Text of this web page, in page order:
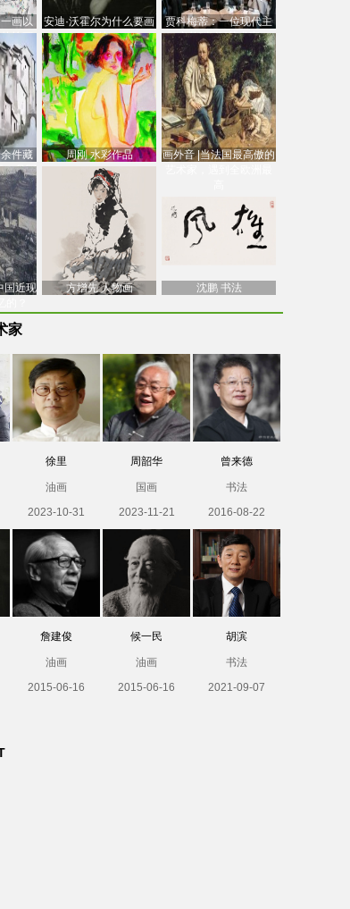
画以
绘画
安迪·沃霍尔为什么要画
芭比
贾科梅蒂：一位现代主
义的“当代”艺术家
件藏
，吴冠
周刚 水彩作品
画外音 |当法国最高傲的
国近现
方增先 人物画 沈鹏 书法
家
徐里
油画
2023-10-31
周韶华
国画
2023-11-21
曾来德
书法
2016-08-22
詹建俊
油画
2015-06-16
候一民
油画
2015-06-16
胡滨
书法
2021-09-07